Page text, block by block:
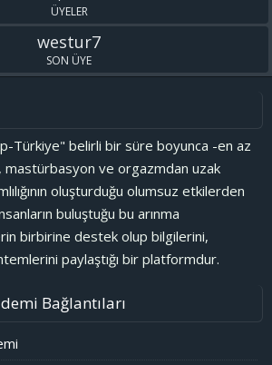
ÜYELER
westur7
SON ÜYE
Türkiye" belirli bir süre boyunca -en az
ve orgazmdan uzak
oluşturduğu olumsuz etkilerden
buluştuğu bu arınma
birbirine destek olup bilgilerini,
paylaştığı bir platformdur.
Bağlantıları